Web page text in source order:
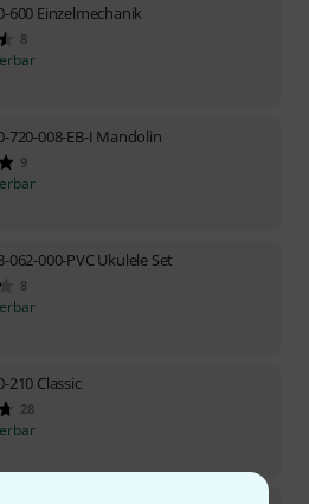
600 Einzelmechanik
8
720-008-EB-I Mandolin
9
062-000-PVC Ukulele Set
8
210 Classic
28